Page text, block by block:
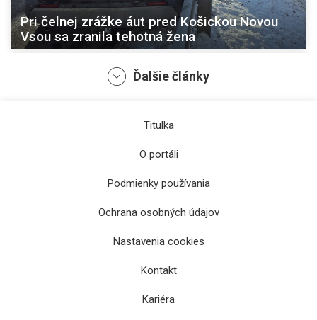
Pri čelnej zrážke áut pred Košickou Novou
Vsou sa zranila tehotná žena
Nehoda kamióna na D3 pri Svrčinovci
spôsobila únik formaldehydu
Ďalšie články
Titulka
O portáli
Podmienky používania
Ochrana osobných údajov
Nastavenia cookies
Kontakt
Kariéra